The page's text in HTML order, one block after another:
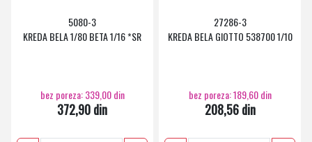
5080-3
KREDA BELA 1/80 BETA 1/16 *SR
bez poreza: 339,00 din
372,90 din
27286-3
KREDA BELA GIOTTO 538700 1/10
bez poreza: 189,60 din
208,56 din